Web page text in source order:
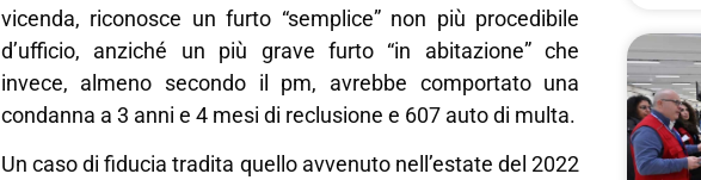
vicenda, riconosce un furto “semplice” non più procedibile
d’ufficio, anziché un più grave furto “in abitazione” che
invece, almeno secondo il pm, avrebbe comportato una
condanna a 3 anni e 4 mesi di reclusione e 607 auto di multa.
Un caso di fiducia tradita quello avvenuto nell’estate del 2022